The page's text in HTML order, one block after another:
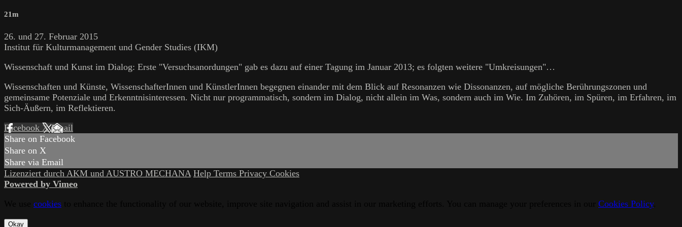
21m
26. und 27. Februar 2015
Institut für Kulturmanagement und Gender Studies (IKM)
Wissenschaft und Kunst im Dialog: Erste "Versuchsanordungen" gab es dazu auf einer Tagung im Januar 2013; es folgten weitere "Umkreisungen"…
Wissenschaften und Künste, WissenschafterInnen und KünstlerInnen begegnen einander mit dem Blick auf Resonanzen wie Dissonanzen, auf mögliche Berührungszonen und
gemeinsame Potenziale und Erkenntnisinteressen. Nicht nur programmatisch, sondern im Dialog, nicht allein im Was, sondern auch im Wie. Im Zuhören, im Spüren, im Erfahren, im
Sich-Äußern, im Reflektieren.
Facebook XEmail
Share on Facebook
Share on X
Share via Email
Lizenziert durch AKM und AUSTRO MECHANA Help Terms Privacy Cookies
Powered by Vimeo
cookies Cookies Policy.
Okay